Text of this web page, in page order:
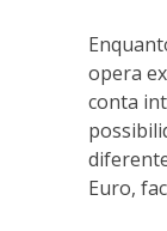
opera
conta
Euro,